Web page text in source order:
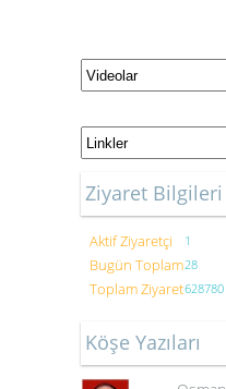
Ziyaret Bilgileri
Aktif Ziyaretçi 1
Bugün Toplam28
Toplam Ziyaret628780
Köşe Yazıları